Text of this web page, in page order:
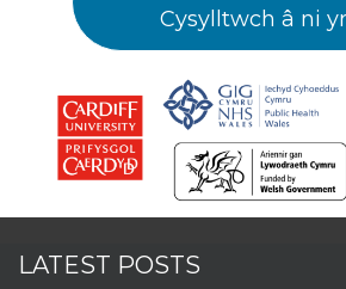
Cysylltwch â ni
LATEST POSTS